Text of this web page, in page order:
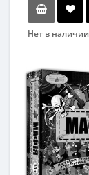
Нет в наличии
Вид
Стратегии
Возраст
От 10-ти лет
Материал
Картон